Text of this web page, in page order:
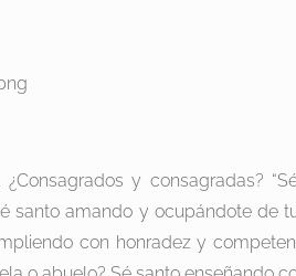
y consagradas?
santo amando y ocupándote de
con honradez y